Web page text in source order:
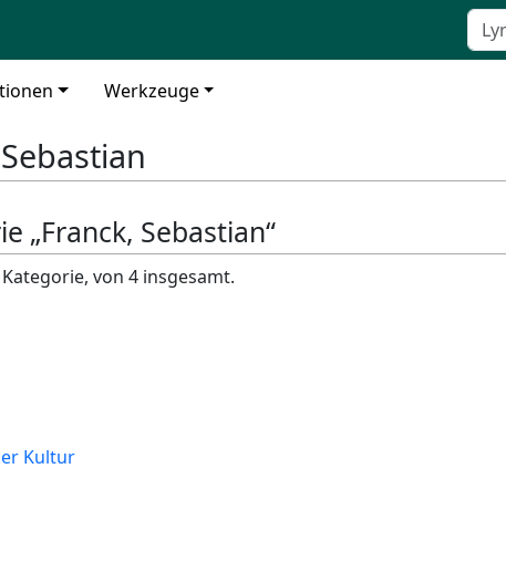
Werkzeuge
„Franck, Sebastian“
von 4 insgesamt.
Kultur